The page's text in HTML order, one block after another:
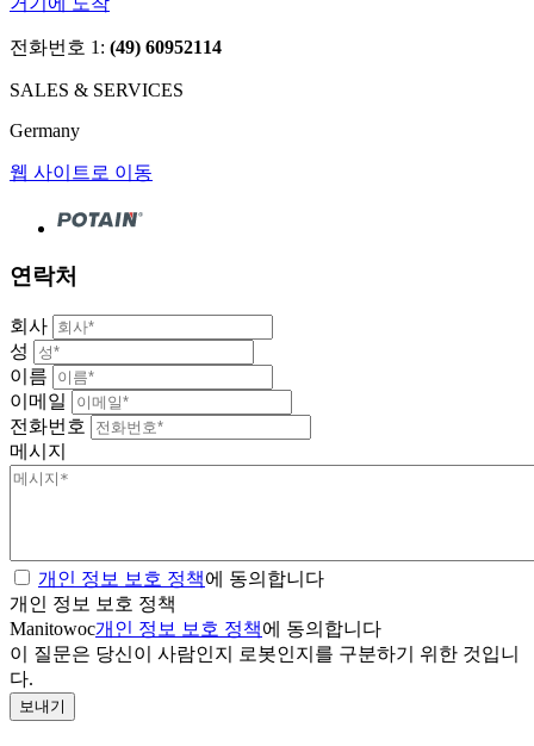
전화번호 1: (49) 60952114
SALES & SERVICES
Germany
웹 사이트로 이동
연락처
회사
성
이름
이메일
전화번호
메시지
개인 정보 보호 정책에 동의합니다
개인 정보 보호 정책
Manitowoc개인 정보 보호 정책에 동의합니다
이 질문은 당신이 사람인지 로봇인지를 구분하기 위한 것입니
다.